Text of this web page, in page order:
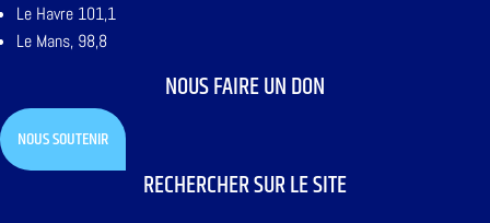
Le Havre 101,1
Le Mans, 98,8
NOUS FAIRE UN DON
NOUS SOUTENIR
RECHERCHER SUR LE SITE